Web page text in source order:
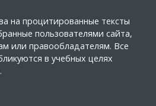
на процитированные тексты
пользователями сайта,
или правообладателям. Все
в учебных целях